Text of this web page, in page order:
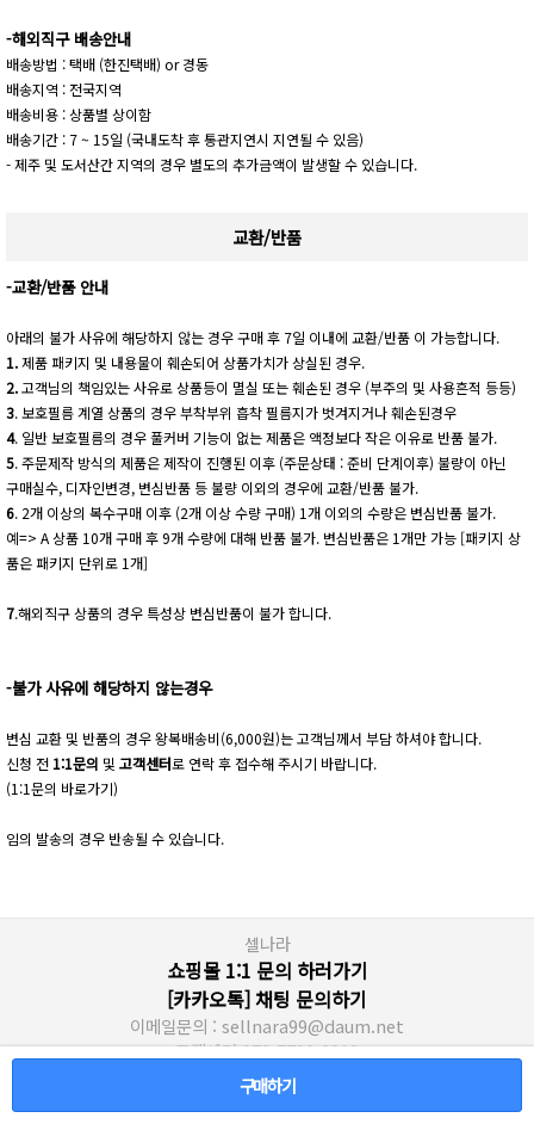
구매하기
-해외직구 배송안내
배송방법 : 택배 (한진택배) or 경동
배송지역 : 전국지역
배송비용 : 상품별 상이함
배송기간 : 7 ~ 15일 (국내도착 후 통관지연시 지연될 수 있음)
- 제주 및 도서산간 지역의 경우 별도의 추가금액이 발생할 수 있습니다.
교환/반품
-교환/반품 안내
아래의 불가 사유에 해당하지 않는 경우 구매 후 7일 이내에 교환/반품 이 가능합니다.
1.제품 패키지 및 내용물이 훼손되어 상품가치가 상실된 경우.
2.고객님의 책임있는 사유로 상품등이 멸실 또는 훼손된 경우 (부주의 및 사용흔적 등등)
3. 보호필름 계열 상품의 경우 부착부위 흡착 필름지가 벗겨지거나 훼손된경우
4. 일반 보호필름의 경우 풀커버 기능이 없는 제품은 액정보다 작은 이유로 반품 불가.
5. 주문제작 방식의 제품은 제작이 진행된 이후 (주문상태 : 준비 단계이후) 불량이 아닌
구매실수, 디자인변경, 변심반품 등 불량 이외의 경우에 교환/반품 불가.
6. 2개 이상의 복수구매 이후 (2개 이상 수량 구매) 1개 이외의 수량은 변심반품 불가.
예=> A 상품 10개 구매 후 9개 수량에 대해 반품 불가. 변심반품은 1개만 가능 [패키지 상
품은 패키지 단위로 1개]
7.해외직구 상품의 경우 특성상 변심반품이 불가 합니다.
-불가 사유에 해당하지 않는경우
변심 교환 및 반품의 경우 왕복배송비(6,000원)는 고객님께서 부담 하셔야 합니다.
신청 전 1:1문의 및 고객센터로 연락 후 접수해 주시기 바랍니다.
(1:1문의 바로가기)
임의 발송의 경우 반송될 수 있습니다.
셀나라
쇼핑몰 1:1 문의 하러가기
[카카오톡] 채팅 문의하기
이메일문의 : sellnara99@daum.net
고객센터 070-7730-2213
서울 영등포구 당산동2가 영등포유통상가 한진 성현대리점